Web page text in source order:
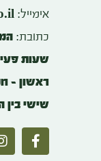
אימייל:
כתובת:
שעות
ראשון –
שישי בין השעות